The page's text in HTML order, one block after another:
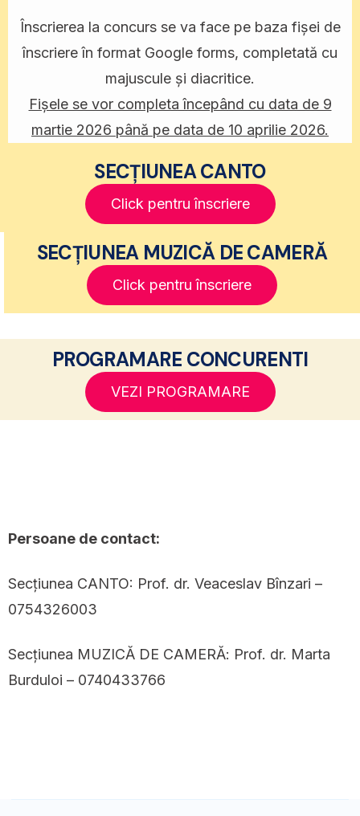
Înscrierea la concurs se va face pe baza fișei de
înscriere în format Google forms, completată cu
majuscule și diacritice.
Fișele se vor completa începând cu data de 9
martie 2026 până pe data de 10 aprilie 2026.
SECȚIUNEA CANTO
Click pentru înscriere
SECȚIUNEA MUZICĂ DE CAMERĂ
Click pentru înscriere
PROGRAMARE CONCURENTI
VEZI PROGRAMARE
Persoane de contact:
Secțiunea CANTO: Prof. dr. Veaceslav Bînzari –
0754326003
Secțiunea MUZICĂ DE CAMERĂ: Prof. dr. Marta
Burduloi – 0740433766